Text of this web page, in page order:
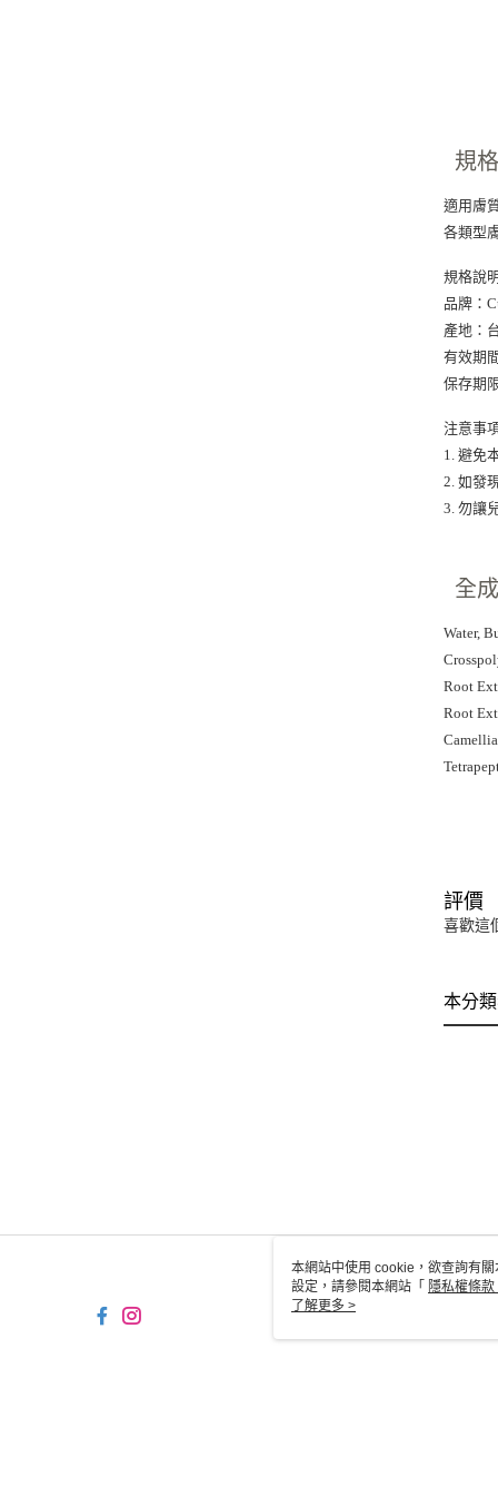
規
適用膚
各類型
規格說
品牌：
產地：
有效期
保存期
注意事
1. 避免
2. 如發
3. 勿讓
全
Water,
Root
Root
評價
喜歡這
本分
本網站中使用 cookie，欲查詢有
設定，請參閱本網站「 隱私權條款
使用 cookie。
了解更多 >